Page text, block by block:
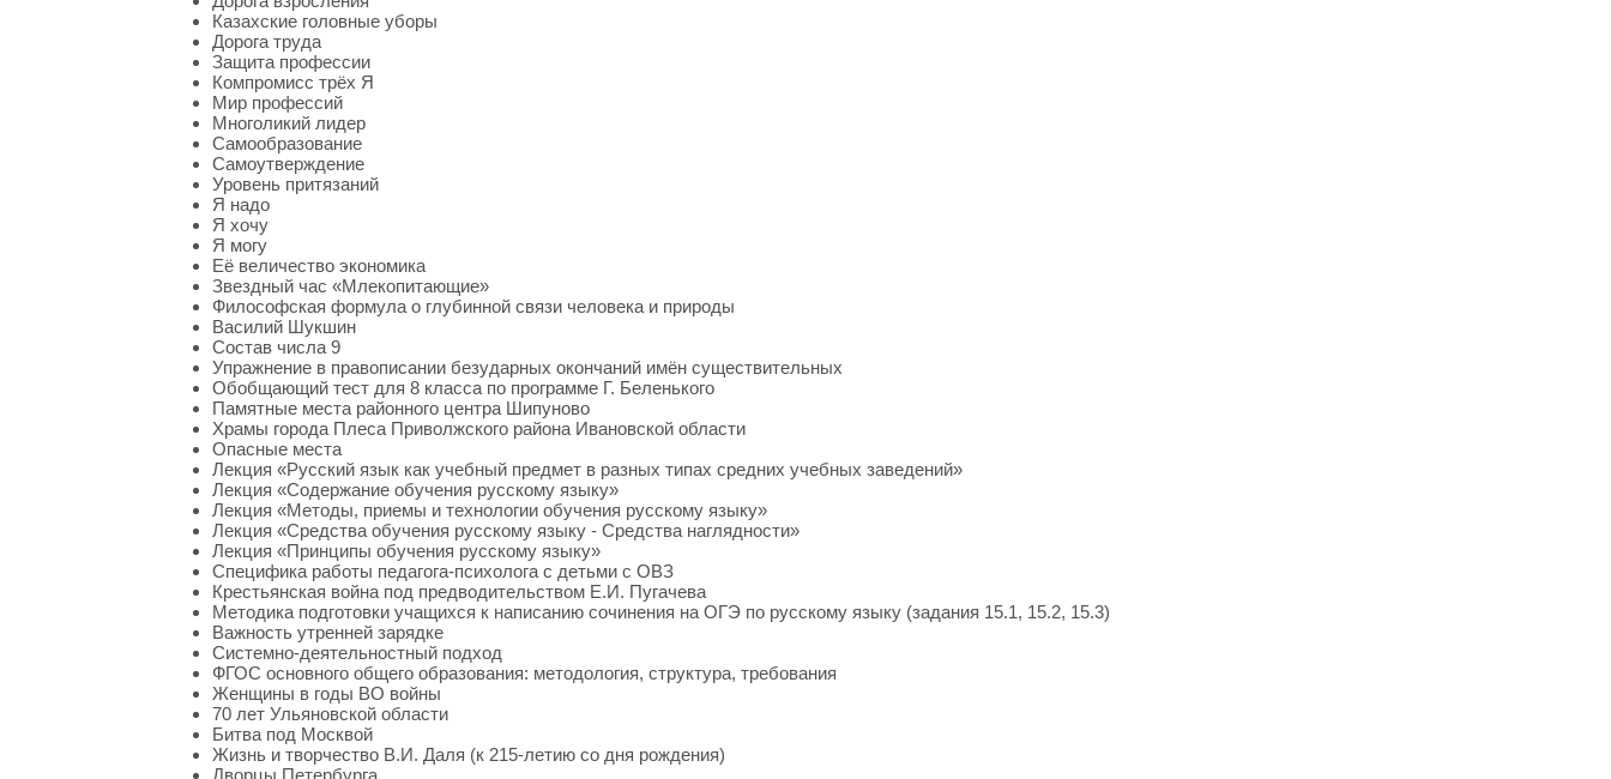
Казахские головные уборы
Дорога труда
Защита профессии
Компромисс трёх Я
Мир профессий
Многоликий лидер
Самообразование
Самоутверждение
Уровень притязаний
Я надо
Я хочу
Я могу
Её величество экономика
Звездный час «Млекопитающие»
Философская формула о глубинной связи человека и природы
Василий Шукшин
Состав числа 9
Упражнение в правописании безударных окончаний имён существительных
Обобщающий тест для 8 класса по программе Г. Беленького
Памятные места районного центра Шипуново
Храмы города Плеса Приволжского района Ивановской области
Опасные места
Лекция «Русский язык как учебный предмет в разных типах средних учебных заведений»
Лекция «Содержание обучения русскому языку»
Лекция «Методы, приемы и технологии обучения русскому языку»
Лекция «Средства обучения русскому языку - Средства наглядности»
Лекция «Принципы обучения русскому языку»
Специфика работы педагога-психолога с детьми с ОВЗ
Крестьянская война под предводительством Е.И. Пугачева
Методика подготовки учащихся к написанию сочинения на ОГЭ по русскому языку (задания 15.1, 15.2, 15.3)
Важность утренней зарядке
Системно-деятельностный подход
ФГОС основного общего образования: методология, структура, требования
Женщины в годы ВО войны
70 лет Ульяновской области
Битва под Москвой
Жизнь и творчество В.И. Даля (к 215-летию со дня рождения)
Дворцы Петербурга